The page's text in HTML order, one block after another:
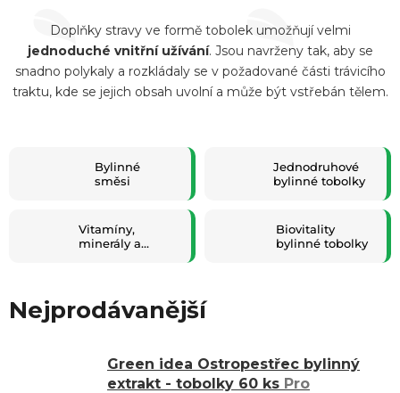
Doplňky stravy ve formě tobolek umožňují velmi
jednoduché vnitřní užívání. Jsou navrženy tak, aby se
snadno polykaly a rozkládaly se v požadované části trávicího
traktu, kde se jejich obsah uvolní a může být vstřebán tělem.
jednodruhové bylinné extrakty,
bylinné směsi, vitamíny i minerály
. A jaké jsou praktické
benefity tobolek? Chrání účinné látky před nepříznivými vlivy
prostředí, tlumí nepříjemný zápach a chuť některých látek a
umožňují přesné dávkování. Byliny pro výrobu tobolek jsou
ve formě standardizovaných extraktů, díky čemuž
Bylinné
směsi
Jednodruhové
bylinné tobolky
Vitamíny,
minerály a
Biovitality
bylinné tobolky
Nejprodávanější
Green idea Ostropestřec bylinný
extrakt - tobolky 60 ks Pro